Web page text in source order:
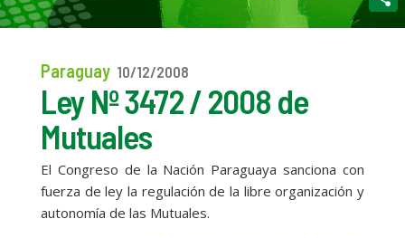
Paraguay 10/12/2008
Ley Nº 3472 / 2008 de
Mutuales
El Congreso de la Nación Paraguaya sanciona con
fuerza de ley la regulación de la libre organización y
autonomía de las Mutuales.